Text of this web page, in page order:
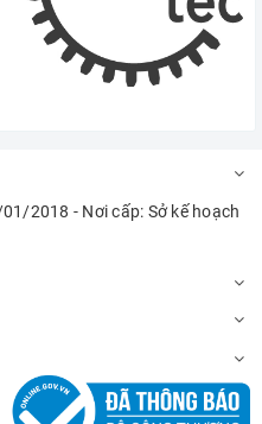
2018 - Nơi cấp: Sở kế hoạch